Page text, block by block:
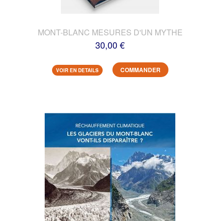
MONT-BLANC MESURES D'UN MYTHE
30,00 €
VOIR EN DETAILS COMMANDER